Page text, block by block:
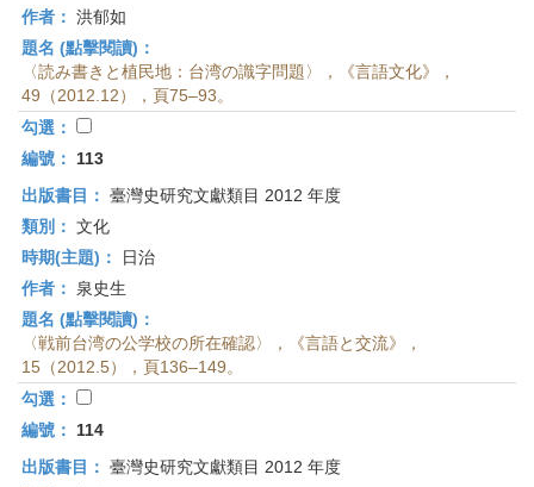
作者： 洪郁如
題名 (點擊閱讀)：
〈読み書きと植民地：台湾の識字問題〉，《言語文化》，
49（2012.12），頁75–93。
勾選：
編號：
113
出版書目： 臺灣史研究文獻類目 2012 年度
類別： 文化
時期(主題)：
日治
作者：
泉史生
題名 (點擊閱讀)：
〈戦前台湾の公学校の所在確認〉，《言語と交流》，
15（2012.5），頁136–149。
勾選：
編號：
114
出版書目： 臺灣史研究文獻類目 2012 年度